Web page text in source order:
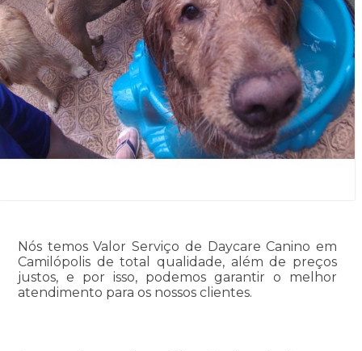
Nós temos Valor Serviço de Daycare Canino em
Camilópolis de total qualidade, além de preços
justos, e por isso, podemos garantir o melhor
atendimento para os nossos clientes.